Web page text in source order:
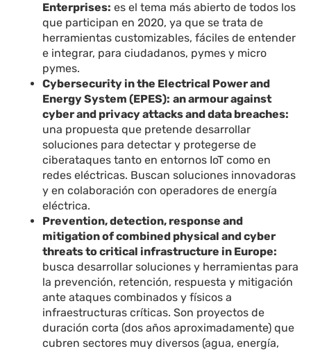
Enterprises: es el tema más abierto de todos los
que participan en 2020, ya que se trata de
herramientas customizables, fáciles de entender
e integrar, para ciudadanos, pymes y micro
pymes.
Cybersecurity in the Electrical Power and
Energy System (EPES): an armour against
cyber and privacy attacks and data breaches:
una propuesta que pretende desarrollar
soluciones para detectar y protegerse de
ciberataques tanto en entornos IoT como en
redes eléctricas. Buscan soluciones innovadoras
y en colaboración con operadores de energía
eléctrica.
Prevention, detection, response and
mitigation of combined physical and cyber
threats to critical infrastructure in Europe:
busca desarrollar soluciones y herramientas para
la prevención, retención, respuesta y mitigación
ante ataques combinados y físicos a
infraestructuras críticas. Son proyectos de
duración corta (dos años aproximadamente) que
cubren sectores muy diversos (agua, energía,